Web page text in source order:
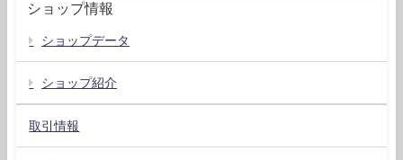
ショップ情報
ショップデータ
ショップ紹介
取引情報